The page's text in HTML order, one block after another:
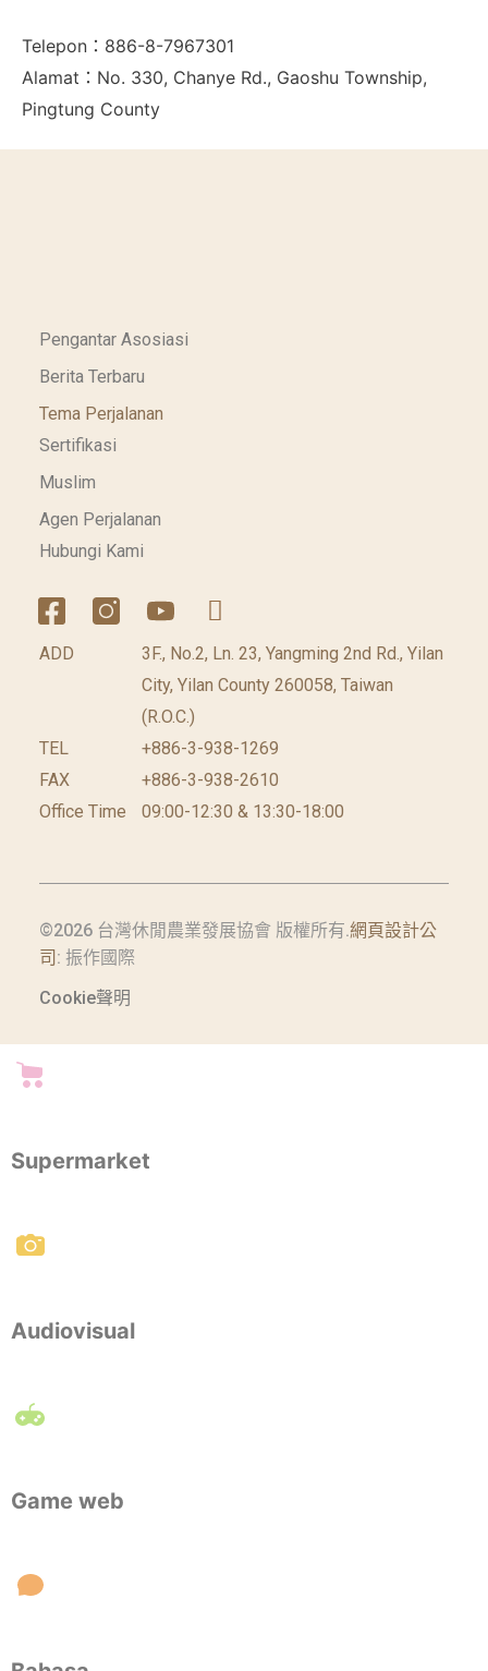
Telepon：886-8-7967301
Alamat：No. 330, Chanye Rd., Gaoshu Township,
Pingtung County
Pengantar Asosiasi
Berita Terbaru
Tema Perjalanan
Sertifikasi
Muslim
Agen Perjalanan
Hubungi Kami
ADD
3F., No.2, Ln. 23, Yangming 2nd Rd., Yilan
City, Yilan County 260058, Taiwan
(R.O.C.)
TEL
+886-3-938-1269
FAX
+886-3-938-2610
Office Time
09:00-12:30 & 13:30-18:00
©2026 台灣休閒農業發展協會 版權所有.網頁設計公
司 : 振作國際
Cookie聲明
Supermarket
Audiovisual
Game web